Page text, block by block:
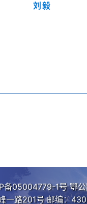
刘毅
备05004779-1号鄂公
一路201号 邮编：